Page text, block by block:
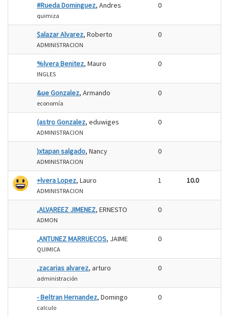
#Rueda Dominguez, Andres
quimiza
0
$alazar Alvarez, Roberto
ADMINISTRACION
0
%lvera Benitez, Mauro
INGLES
0
&ue Gonzalez, Armando
economía
0
(astro Gonzalez, eduwiges
ADMINISTRACION
0
)xtapan salgado, Nancy
ADMINISTRACION
0
+lvera Lopez, Lauro
ADMINISTRACION
1 10.0
,ALVAREEZ JIMENEZ, ERNESTO
ADMON
0
,ANTUNEZ MARRUECOS, JAIME
QUIMICA
0
,zacarias alvarez, arturo
administración
0
- Beltran Hernandez, Domingo
calculo
0